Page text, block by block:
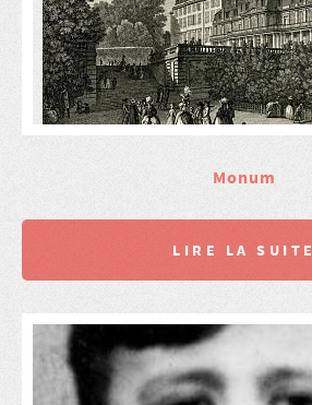
Monum
LIRE LA SUITE